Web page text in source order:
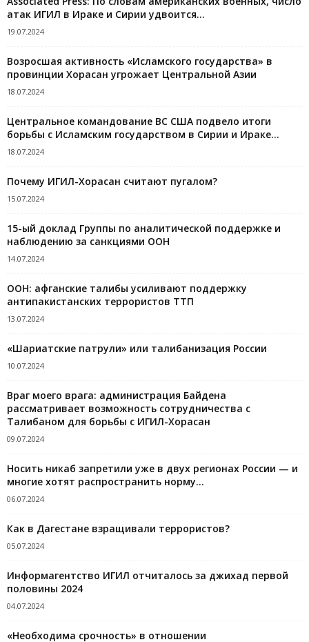
атак ИГИЛ в Ираке и Сирии удвоится...
19.07.2024
Возросшая активность «Исламского государства» в
провинции Хорасан угрожает Центральной Азии
18.07.2024
Центральное командование ВС США подвело итоги
борьбы с Исламским государством в Сирии и Ираке...
18.07.2024
Почему ИГИЛ-Хорасан считают пугалом?
15.07.2024
15-ый доклад Группы по аналитической поддержке и
наблюдению за санкциями ООН
14.07.2024
ООН: афганские талибы усиливают поддержку
антипакистанских террористов ТТП
13.07.2024
«Шариатские патрули» или талибанизация России
10.07.2024
Враг моего врага: администрация Байдена
рассматривает возможность сотрудничества с
Талибаном для борьбы с ИГИЛ-Хорасан
09.07.2024
Носить никаб запретили уже в двух регионах России — и
многие хотят распространить норму...
06.07.2024
Как в Дагестане взращивали террористов?
05.07.2024
Информагентство ИГИЛ отчиталось за джихад первой
половины 2024
04.07.2024
«Необходима срочность» в отношении